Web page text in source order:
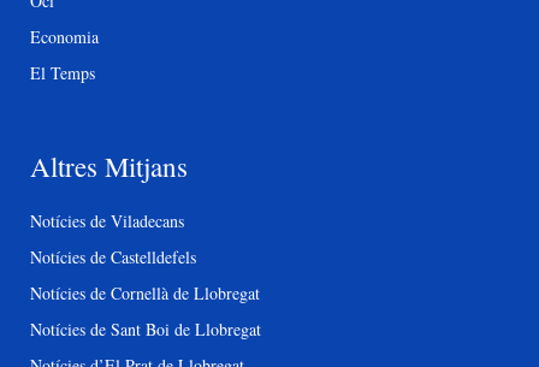
Economia
El Temps
Altres Mitjans
Notícies de Viladecans
Notícies de Castelldefels
Notícies de Cornellà de Llobregat
Notícies de Sant Boi de Llobregat